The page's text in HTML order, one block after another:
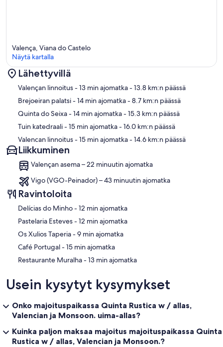
Kartta
Valença, Viana do Castelo
Näytä kartalla
Lähettyvillä
Valençan linnoitus- 13 min ajomatka- 13.8 km:n päässä
Brejoeiran palatsi- 14 min ajomatka- 8.7 km:n päässä
Quinta do Seixa- 14 min ajomatka- 15.3 km:n päässä
Tuin katedraali- 15 min ajomatka- 16.0 km:n päässä
Valencan linnoitus- 15 min ajomatka- 14.6 km:n päässä
Liikkuminen
Valençan asema – 22 minuutin ajomatka
Vigo (VGO-Peinador) – 43 minuutin ajomatka
Ravintoloita
‪Delícias do Minho - ‬12 min ajomatka
‪Pastelaria Esteves - ‬12 min ajomatka
‪Os Xulios Taperia - ‬9 min ajomatka
‪Café Portugal - ‬15 min ajomatka
‪Restaurante Muralha - ‬13 min ajomatka
Usein kysytyt kysymykset
Onko majoituspaikassa Quinta Rustica w / allas,
Valencian ja Monsoon. uima-allas?
Kuinka paljon maksaa majoitus majoituspaikassa Quinta
Rustica w / allas, Valencian ja Monsoon.?